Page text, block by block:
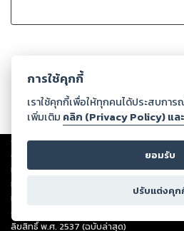
Copyright ©2026Storylog Co., Ltd. - สต
ต่อผลงานหรือเนื้อหาใดที่อัปโหลดผ่านเว็บไซต์แ
ทรัพย์สินทางปัญญาของบุคคลอื่นหรือขัดต่อกฎ
ทุกท่านโปรดใช้วิจารณญาณในการกลั่นกรองด้
หนึ่งส่วนใดขัดต่อกฎหมายและศีลธรรม กรุณาแ
ดำเนินการในทันที ทั้งนี้ ทางสตอรี่ล็อกขอสง
ลิขสิทธิ์ พ.ศ. 2537 (ฉบับล่าสุด)
การใช้คุกกี้
เราใช้คุกกี้เพื่อให้ทุกคนได้ประสบกา
เพิ่มเติม คลิก (Privacy Policy) แ
ยอมรับ
ปรับแต่งคุก